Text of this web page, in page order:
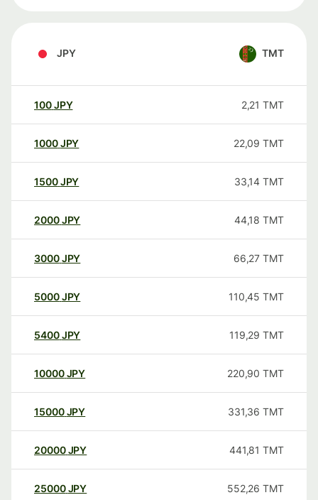
JPY TMT
100JPY 2,21 TMT
1000JPY 22,09 TMT
1500JPY 33,14 TMT
2000JPY 44,18 TMT
3000JPY 66,27 TMT
5000JPY 110,45 TMT
5400JPY 119,29 TMT
10000 JPY 220,90 TMT
15000 JPY 331,36 TMT
20000 JPY 441,81 TMT
25000 JPY 552,26 TMT